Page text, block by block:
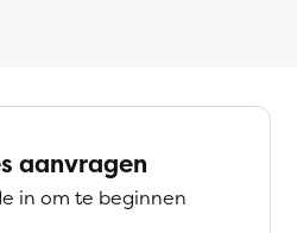
aanvragen
in om te beginnen